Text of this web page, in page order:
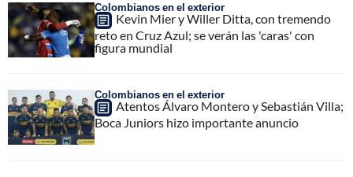
Colombianos en el exterior
Kevin Mier y Willer Ditta, con tremendo
reto en Cruz Azul; se verán las 'caras' con
figura mundial
Colombianos en el exterior
Atentos Álvaro Montero y Sebastián Villa;
Boca Juniors hizo importante anuncio